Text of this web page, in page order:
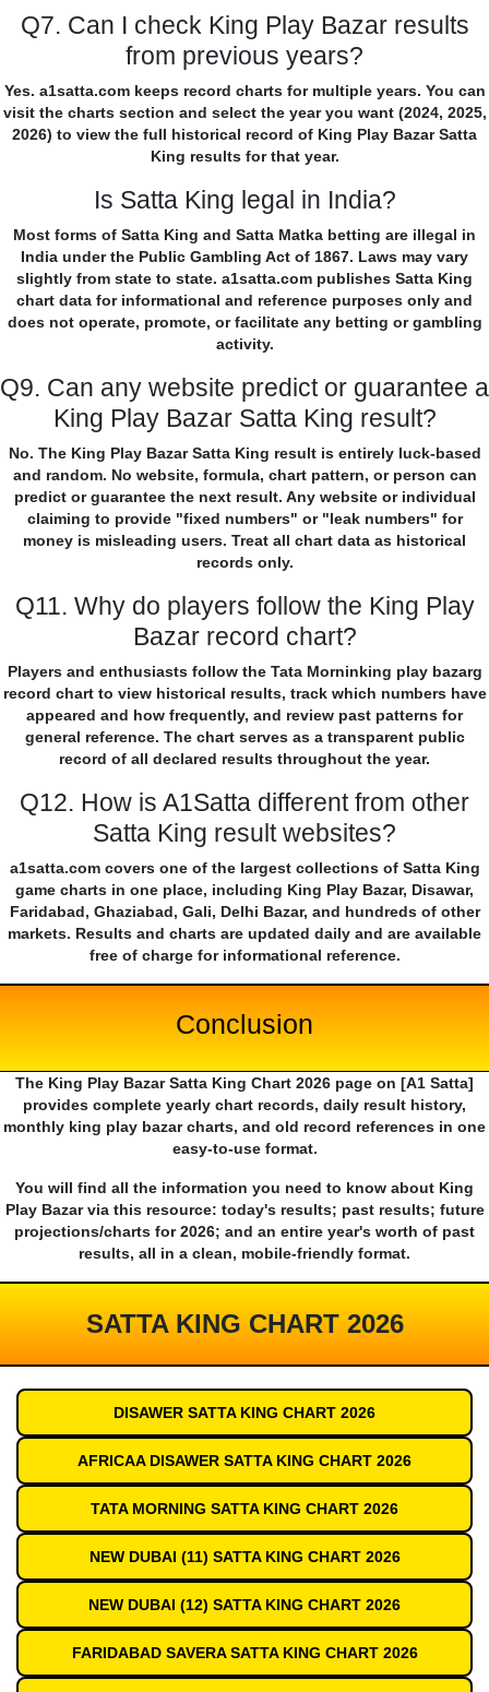
Q7. Can I check King Play Bazar results
from previous years?
Yes. a1satta.com keeps record charts for multiple years. You can
visit the charts section and select the year you want (2024, 2025,
2026) to view the full historical record of King Play Bazar Satta
King results for that year.
Is Satta King legal in India?
Most forms of Satta King and Satta Matka betting are illegal in
India under the Public Gambling Act of 1867. Laws may vary
slightly from state to state. a1satta.com publishes Satta King
chart data for informational and reference purposes only and
does not operate, promote, or facilitate any betting or gambling
activity.
Q9. Can any website predict or guarantee a
King Play Bazar Satta King result?
No. The King Play Bazar Satta King result is entirely luck-based
and random. No website, formula, chart pattern, or person can
predict or guarantee the next result. Any website or individual
claiming to provide "fixed numbers" or "leak numbers" for
money is misleading users. Treat all chart data as historical
records only.
Q11. Why do players follow the King Play
Bazar record chart?
Players and enthusiasts follow the Tata Morninking play bazarg
record chart to view historical results, track which numbers have
appeared and how frequently, and review past patterns for
general reference. The chart serves as a transparent public
record of all declared results throughout the year.
Q12. How is A1Satta different from other
Satta King result websites?
a1satta.com covers one of the largest collections of Satta King
game charts in one place, including King Play Bazar, Disawar,
Faridabad, Ghaziabad, Gali, Delhi Bazar, and hundreds of other
markets. Results and charts are updated daily and are available
free of charge for informational reference.
Conclusion
The King Play Bazar Satta King Chart 2026 page on [A1 Satta]
provides complete yearly chart records, daily result history,
monthly king play bazar charts, and old record references in one
easy-to-use format.
You will find all the information you need to know about King
Play Bazar via this resource: today's results; past results; future
projections/charts for 2026; and an entire year's worth of past
results, all in a clean, mobile-friendly format.
SATTA KING CHART 2026
DISAWER SATTA KING CHART 2026
AFRICAA DISAWER SATTA KING CHART 2026
TATA MORNING SATTA KING CHART 2026
NEW DUBAI (11) SATTA KING CHART 2026
NEW DUBAI (12) SATTA KING CHART 2026
FARIDABAD SAVERA SATTA KING CHART 2026